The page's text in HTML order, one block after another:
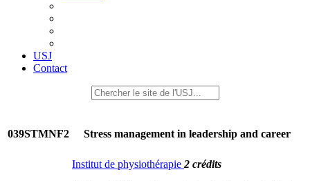
USJ
Contact
039STMNF2 Stress management in leadership and career
Institut de physiothérapie 2 crédits